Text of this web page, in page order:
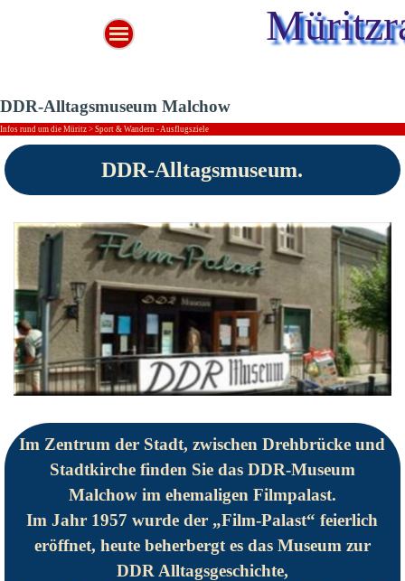
DDR-Alltagsmuseum Malchow
Infos rund um die Müritz > Sport & Wandern - Ausflugsziele
DDR-Alltagsmuseum.
Im Zentrum der Stadt, zwischen Drehbrücke und
Stadtkirche finden Sie das DDR-Museum
Malchow im ehemaligen Filmpalast.
Im Jahr 1957 wurde der „Film-Palast“ feierlich
eröffnet, heute beherbergt es das Museum zur
DDR Alltagsgeschichte,